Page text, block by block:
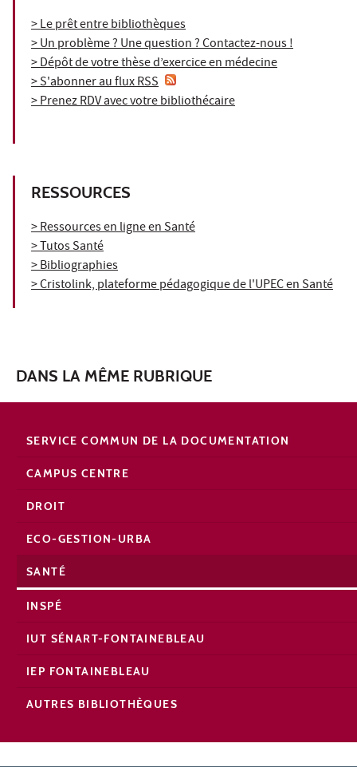
> Le prêt entre bibliothèques
> Un problème ? Une question ? Contactez-nous !
> Dépôt de votre thèse d’exercice en médecine
> S'abonner au flux RSS
> Prenez RDV avec votre bibliothécaire
RESSOURCES
> Ressources en ligne en Santé
> Tutos Santé
> Bibliographies
> Cristolink, plateforme pédagogique de l'UPEC en Santé
DANS LA MÊME RUBRIQUE
SERVICE COMMUN DE LA DOCUMENTATION
CAMPUS CENTRE
DROIT
ECO-GESTION-URBA
SANTÉ
INSPÉ
IUT SÉNART-FONTAINEBLEAU
IEP FONTAINEBLEAU
AUTRES BIBLIOTHÈQUES